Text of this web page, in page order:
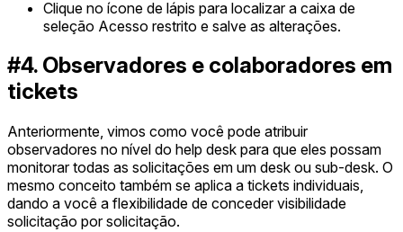
Clique no ícone de lápis para localizar a caixa de
seleção Acesso restrito e salve as alterações.
#4. Observadores e colaboradores em
tickets
Anteriormente, vimos como você pode atribuir
observadores no nível do help desk para que eles possam
monitorar todas as solicitações em um desk ou sub-desk. O
mesmo conceito também se aplica a tickets individuais,
dando a você a flexibilidade de conceder visibilidade
solicitação por solicitação.